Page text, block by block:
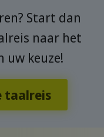
Start dan
naar het
uw keuze!
taalreis